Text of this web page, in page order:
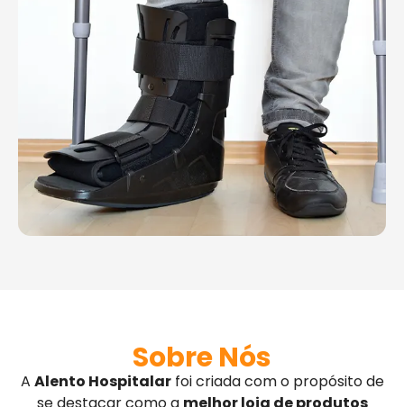
Sobre Nós
A Alento Hospitalarfoi criada com o propósito de